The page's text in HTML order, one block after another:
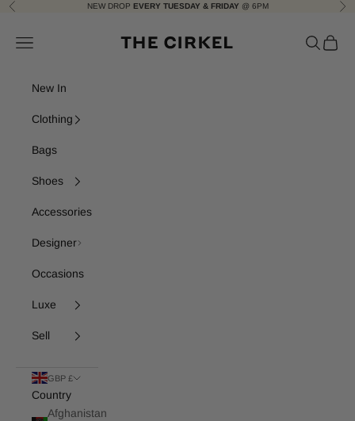
Skip to content
Previous NEW DROP EVERY TUESDAY & FRIDAY @ 6PM
Navigation menu Search
Cart
New In
Clothing
Bags
Shoes
Accessories
Designer
Occasions
Luxe
Sell
GBP £
Country
Afghanistan